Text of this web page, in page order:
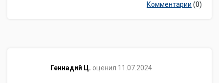
Комментарии (0)
​Геннадий Ц. оценил 11.07.2024